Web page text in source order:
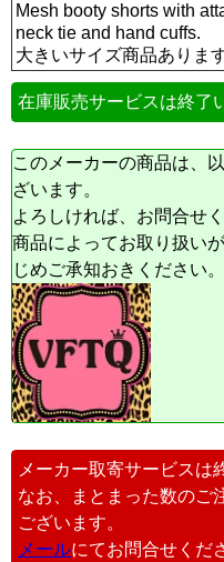
Mesh booty shorts with
neck tie and hand cuffs.
大きいサイズ商品ありま
在庫販売サービスは終了
このメーカーの商品は、
ざいます。
よろしければ、お問合せく
商品によってお取り扱い
じめご承知おきください。
メーカー取寄サービスは
なお、まとまった数のご
ございます。
メールにてお問合せくだ